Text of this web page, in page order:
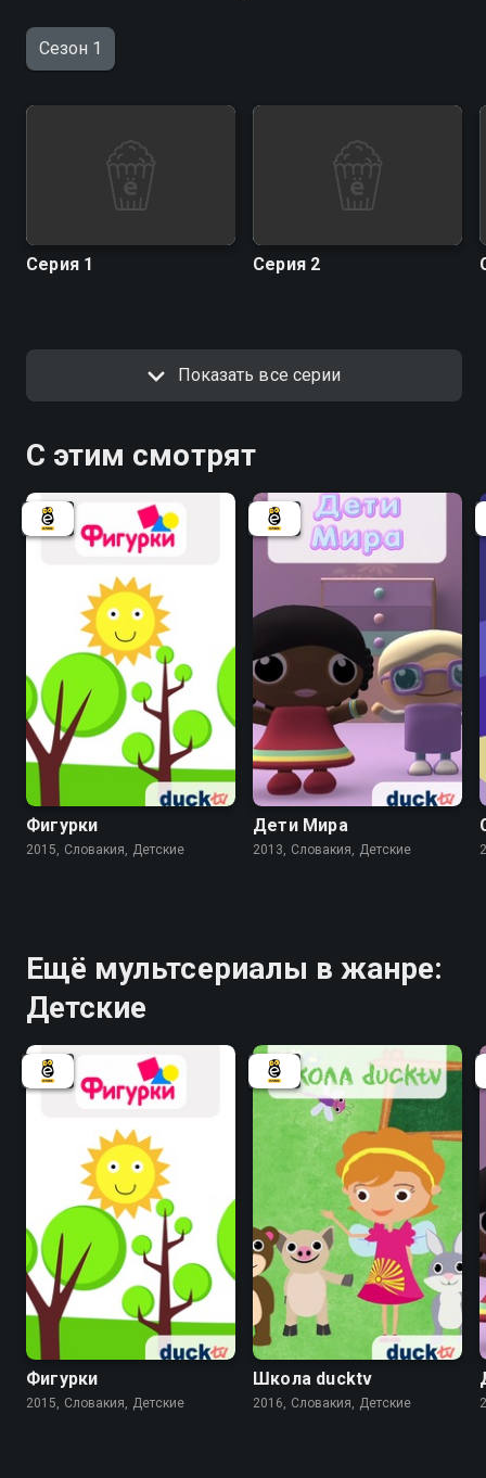
Сезон 1
Серия 1 Серия 2
Показать все серии
С этим смотрят
Фигурки
2015, Словакия, Детские
Дети Мира
2013, Словакия, Детские
Ещё мультсериалы в жанре:
Детские
Фигурки
2015, Словакия, Детские
Школа ducktv
2016, Словакия, Детские